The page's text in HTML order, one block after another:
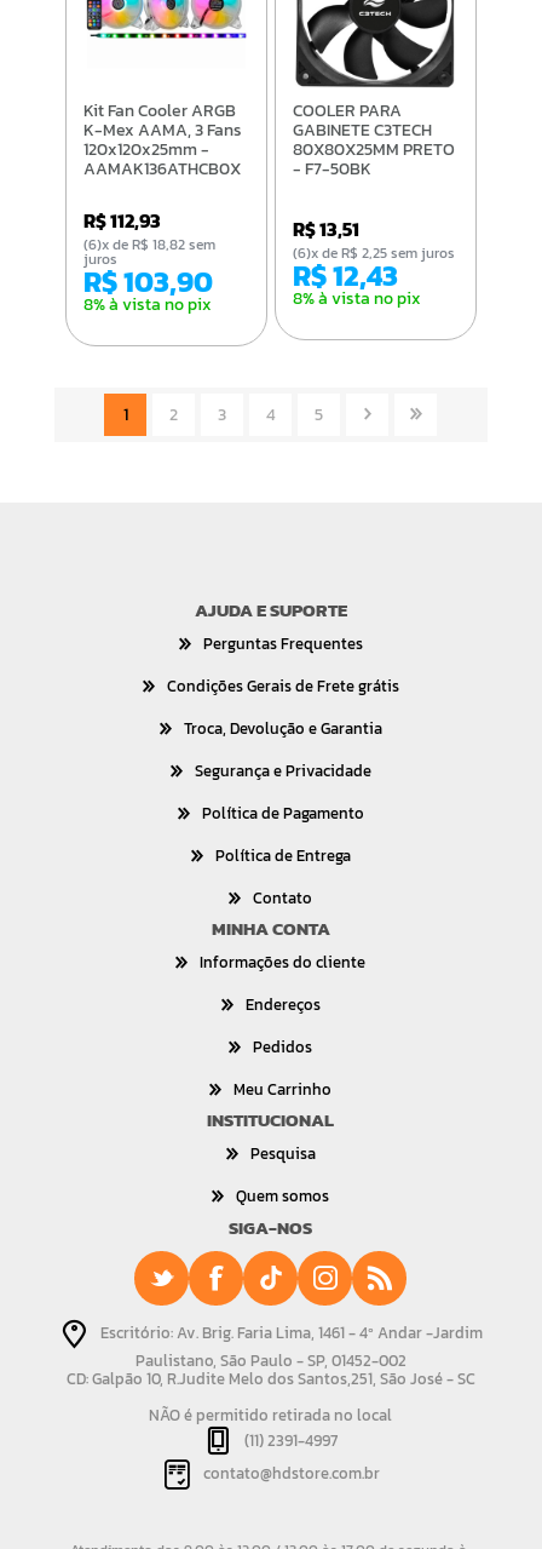
Kit Fan Cooler ARGB
K-Mex AAMA, 3 Fans
120x120x25mm -
AAMAK136ATHCB0X
R$ 112,93
R$ 103,90
8% à vista no pix
(6)x de R$ 18,82 sem
juros
COOLER PARA
GABINETE C3TECH
80X80X25MM PRETO
- F7-50BK
R$ 13,51
R$ 12,43
8% à vista no pix
(6)x de R$ 2,25 sem juros
1 2 3 4 5
AJUDA E SUPORTE
Perguntas Frequentes
Condições Gerais de Frete grátis
Troca, Devolução e Garantia
Segurança e Privacidade
Política de Pagamento
Política de Entrega
Contato
MINHA CONTA
Informações do cliente
Endereços
Pedidos
Meu Carrinho
INSTITUCIONAL
Pesquisa
Quem somos
SIGA-NOS
Escritório: Av. Brig. Faria Lima, 1461 - 4º Andar -Jardim
Paulistano, São Paulo - SP, 01452-002
CD: Galpão 10, R.Judite Melo dos Santos,251, São José - SC
NÃO é permitido retirada no local
(11) 2391-4997
contato@hdstore.com.br